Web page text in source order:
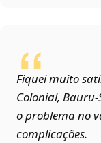
Fiquei muito
Colonial,
o problema no
complicações.